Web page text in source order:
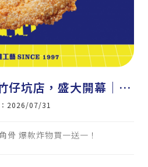
仔坑店，盛大開幕｜美
加盟｜雞排加盟｜小吃
2026/07/31
骨 爆款炸物買一送一！